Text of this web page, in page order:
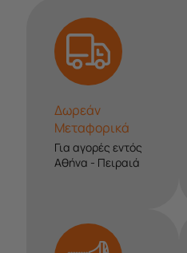
Δωρεάν
Μεταφορικά
Για αγορές εντός
Αθήνα - Πειραιά